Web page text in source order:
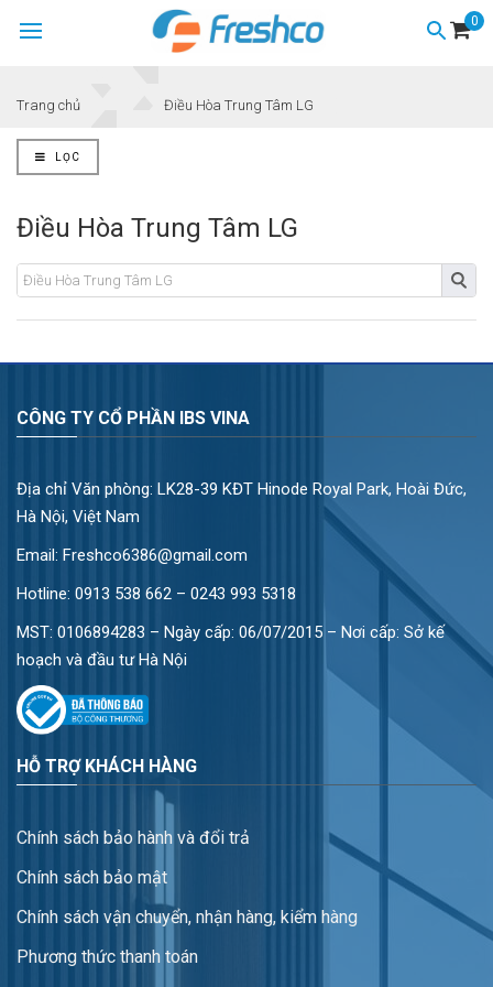
Trang chủ Điều Hòa Trung Tâm LG
LỌC
Điều Hòa Trung Tâm LG
CÔNG TY CỔ PHẦN IBS VINA
Địa chỉ Văn phòng: LK28-39 KĐT Hinode Royal Park, Hoài Đức,
Hà Nội, Việt Nam
Email: Freshco6386@gmail.com
Hotline: 0913 538 662 – 0243 993 5318
MST: 0106894283 – Ngày cấp: 06/07/2015 – Nơi cấp: Sở kế
hoạch và đầu tư Hà Nội
HỖ TRỢ KHÁCH HÀNG
Chính sách bảo hành và đổi trả
Chính sách bảo mật
Chính sách vận chuyển, nhận hàng, kiểm hàng
Phương thức thanh toán
0